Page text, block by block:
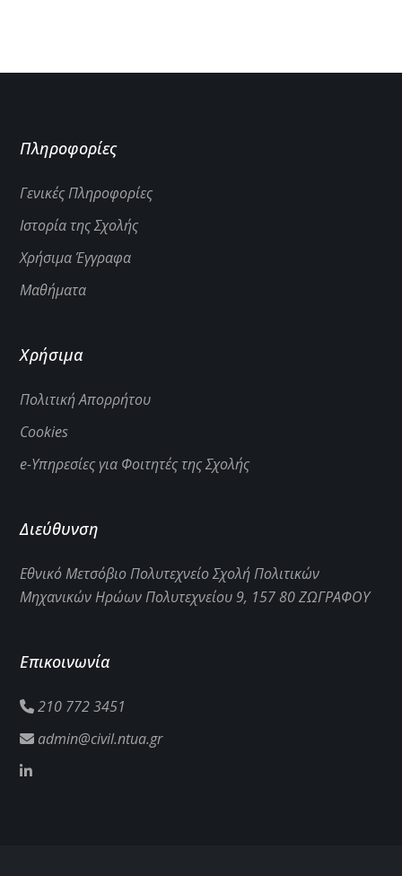
Πληροφορίες
Γενικές Πληροφορίες
Ιστορία της Σχολής
Χρήσιμα Έγγραφα
Μαθήματα
Χρήσιμα
Πολιτική Απορρήτου
Cookies
e-Υπηρεσίες για Φοιτητές της Σχολής
Διεύθυνση
Εθνικό Μετσόβιο Πολυτεχνείο Σχολή Πολιτικών
Μηχανικών Ηρώων Πολυτεχνείου 9, 157 80 ΖΩΓΡΑΦΟΥ
Επικοινωνία
210 772 3451
admin@civil.ntua.gr